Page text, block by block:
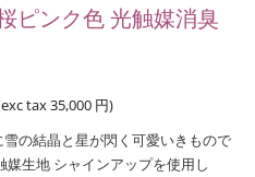
ピンク色 光触媒消臭
tax35,000 円)
雪の結晶と星が閃く可愛いきもので
生地 シャインアップを使用し